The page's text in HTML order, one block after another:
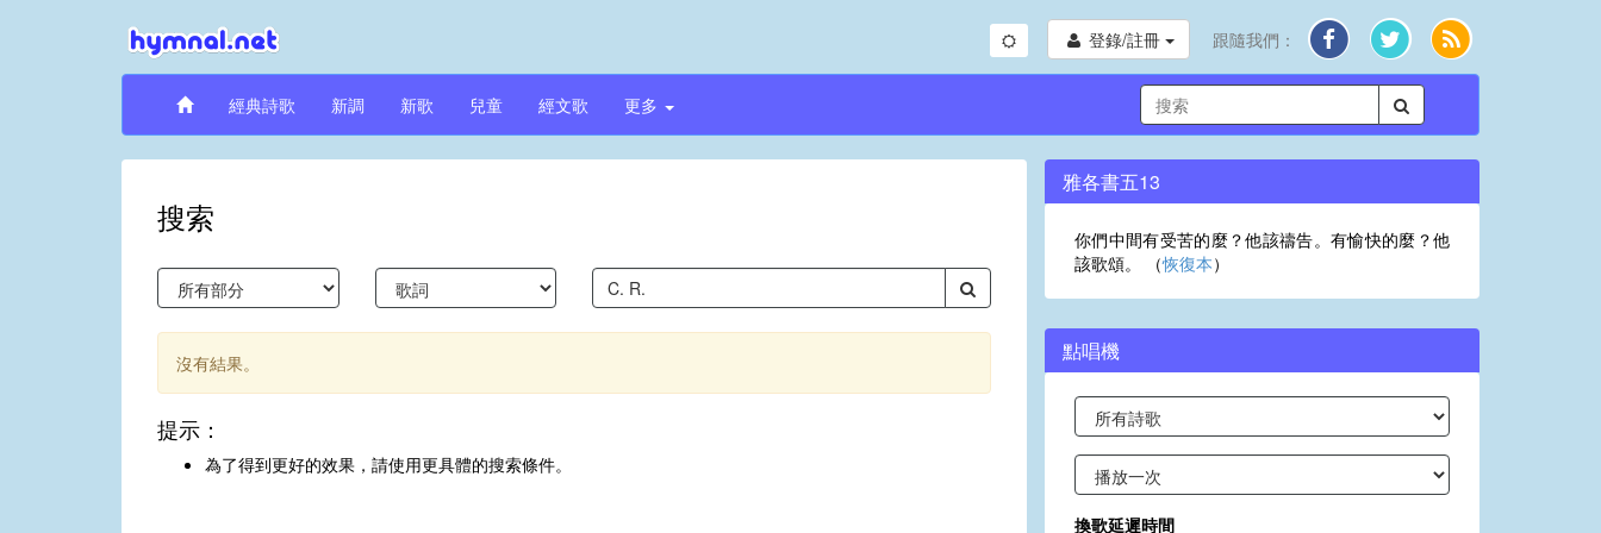
登錄/註冊 跟隨我們：
經典詩歌 新調 新歌 兒童 經文歌 更多
搜索
沒有結果。
提示：
為了得到更好的效果，請使用更具體的搜索條件。
雅各書五13
你們中間有受苦的麼？他該禱告。有愉快的麼？他
該歌頌。 （恢復本）
點唱機
換歌延遲時間